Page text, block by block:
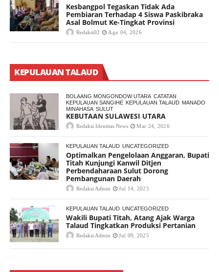
Kesbangpol Tegaskan Tidak Ada
Pembiaran Terhadap 4 Siswa Paskibraka
Asal Bolmut Ke-Tingkat Provinsi
Redaksi02 Agu 04, 2026
KEPULAUAN TALAUD
BOLAANG MONGONDOW UTARA CATATAN
KEPULAUAN SANGIHE KEPULAUAN TALAUD MANADO
MINAHASA SULUT
KEBUTAAN SULAWESI UTARA
Redaksi Identitas News Mar 24, 2026
KEPULAUAN TALAUD UNCATEGORIZED
Optimalkan Pengelolaan Anggaran, Bupati
Titah Kunjungi Kanwil Ditjen
Perbendaharaan Sulut Dorong
Pembangunan Daerah
Redaksi Admin Jul 14, 2025
KEPULAUAN TALAUD UNCATEGORIZED
Wakili Bupati Titah, Atang Ajak Warga
Talaud Tingkatkan Produksi Pertanian
Redaksi Admin Jul 09, 2025